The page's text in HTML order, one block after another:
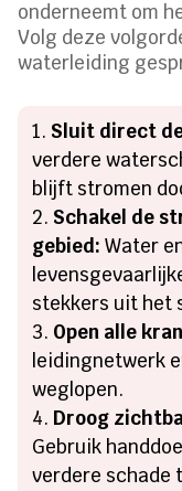
onderneemt om
Volg deze
waterleiding
Sluit direct
verdere
blijft stromen
Schakel de
gebied: Water
stekkers uit het
Open alle
leidingnetwerk
weglopen.
Droog
Gebruik
verdere schade